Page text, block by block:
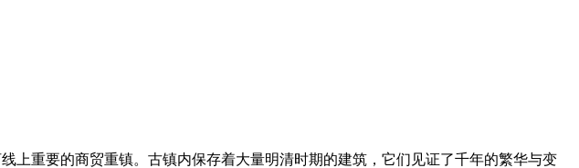
上重要的商贸重镇。古镇内保存着大量明清时期的建筑，它们见证了千年的繁华与变